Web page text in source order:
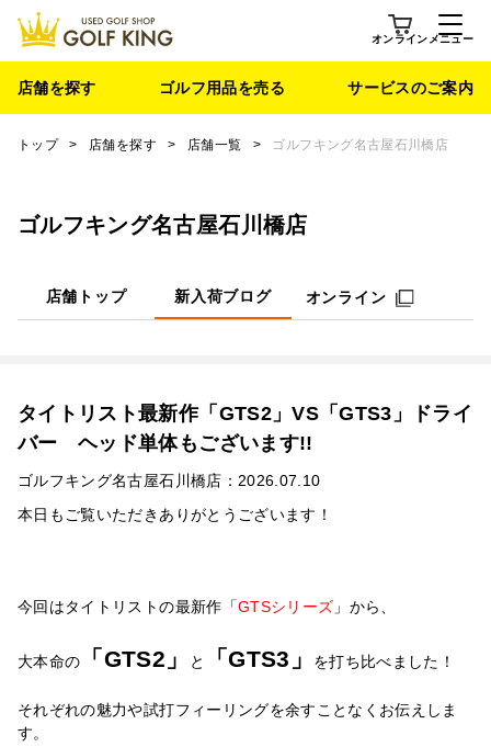
オンライン メニュー
店舗を探す ゴルフ用品を売る サービスのご案内
トップ > 店舗を探す > 店舗一覧 > ゴルフキング名古屋石川橋店
ゴルフキング名古屋石川橋店
店舗トップ 新入荷ブログ オンライン
タイトリスト最新作「GTS2」VS「GTS3」ドライ
バー ヘッド単体もございます!!
ゴルフキング名古屋石川橋店：2026.07.10
本日もご覧いただきありがとうございます！
今回はタイトリストの最新作「GTSシリーズ 」から、
大本命の 「 GTS2」 と 「GTS3」 を打ち比べました！
それぞれの魅力や試打フィーリングを余すことなくお伝えしま
す。